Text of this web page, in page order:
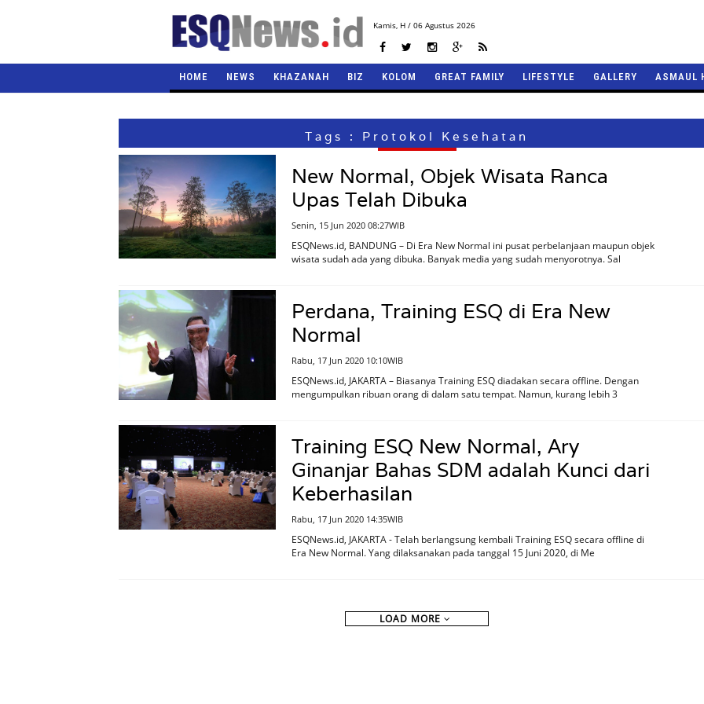
Kamis,H / 06 Agustus 2026
HOME NEWS KHAZANAH BIZ KOLOM GREAT FAMILY LIFESTYLE GALLERY ASMAUL
Tags : Protokol Kesehatan
New Normal, Objek Wisata Ranca
Upas Telah Dibuka
Senin, 15 Jun 2020 08:27WIB
ESQNews.id, BANDUNG – Di Era New Normal ini pusat perbelanjaan maupun objek
wisata sudah ada yang dibuka. Banyak media yang sudah menyorotnya. Sal
Perdana, Training ESQ di Era New
Normal
Rabu, 17 Jun 2020 10:10WIB
ESQNews.id, JAKARTA – Biasanya Training ESQ diadakan secara offline. Dengan
mengumpulkan ribuan orang di dalam satu tempat. Namun, kurang lebih 3
Training ESQ New Normal, Ary
Ginanjar Bahas SDM adalah Kunci dari
Keberhasilan
Rabu, 17 Jun 2020 14:35WIB
ESQNews.id, JAKARTA - Telah berlangsung kembali Training ESQ secara offline di
Era New Normal. Yang dilaksanakan pada tanggal 15 Juni 2020, di Me
LOAD MORE